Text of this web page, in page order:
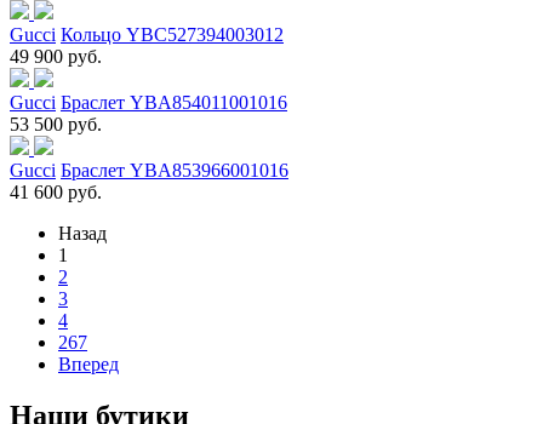
Gucci Кольцо YBC527394003012
49 900 руб.
Gucci Браслет YBA854011001016
53 500 руб.
Gucci Браслет YBA853966001016
41 600 руб.
Назад
1
2
3
4
267
Вперед
Наши бутики